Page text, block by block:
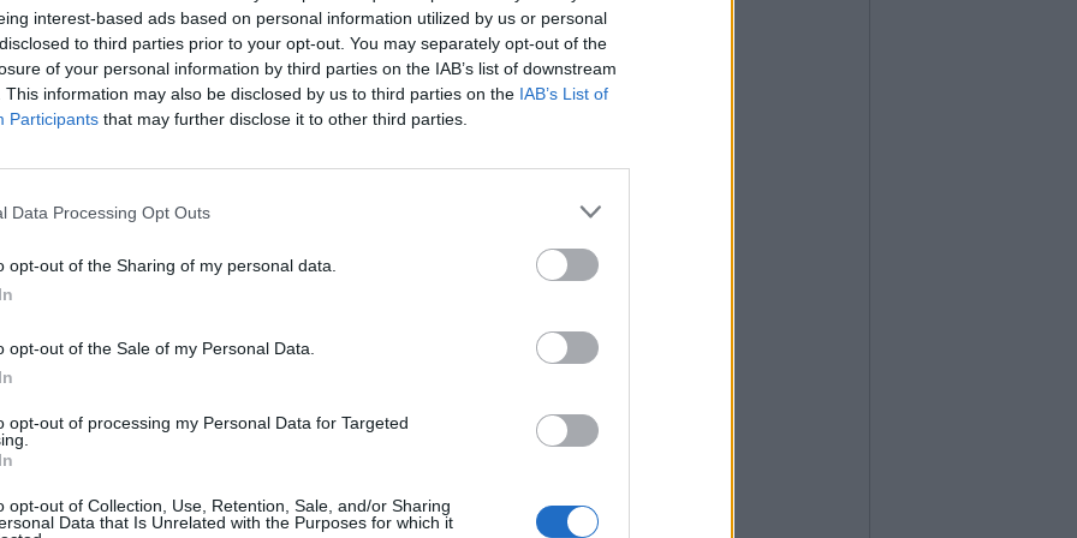
interest-based ads based on personal information utilized by us or personal
to third parties prior to your opt-out. You may separately opt-out of the
of your personal information by third parties on the IAB’s list of downstream
This information may also be disclosed by us to third parties on the IAB’s List of
Participants that may further disclose it to other third parties.
Data Processing Opt Outs
opt-out of the Sharing of my personal data.
opt-out of the Sale of my Personal Data.
opt-out of processing my Personal Data for Targeted
opt-out of Collection, Use, Retention, Sale, and/or Sharing
Data that Is Unrelated with the Purposes for which it
non va in ferie: ogni
per te
propone un appuntamento diverso ogni sera, tra
laboratori creativi, sfide musicali e burraco